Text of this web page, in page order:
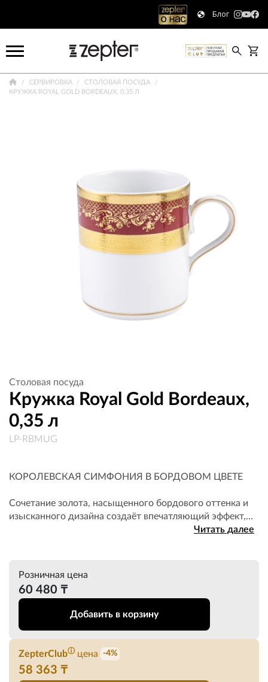
Блог
СЕРВИРОВКА
СТОЛОВАЯ ПОСУДА
КРУЖКА ROYAL GOLD BORDEAUX, 0,35 Л
Столовая посуда
Кружка Royal Gold Bordeaux,
0,35 л
LP-RBMUG
КОРОЛЕВСКАЯ СИМФОНИЯ В БОРДОВОМ ЦВЕТЕ
Сочетание золота, насыщенного бордового оттенка и
изысканного дизайна создаёт впечатляющий эффект,...
Читать далее
Розничная цена
60 480 ₸
Добавить в корзину
ZepterClubⓘ цена -4%
58 363 ₸